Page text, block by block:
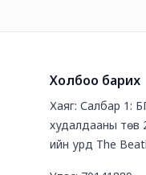
Холбоо барих
Хаяг: Салбар 1:
худалдааны төв
ийн урд The